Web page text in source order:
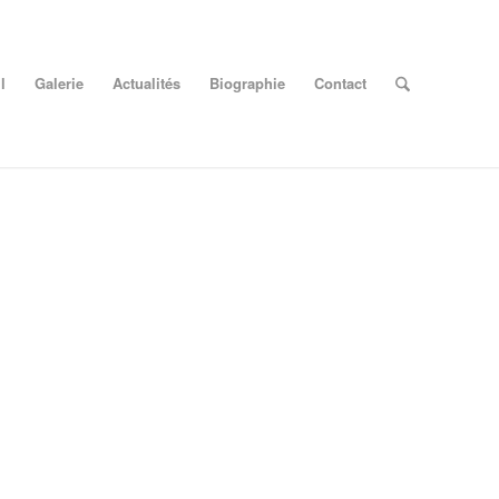
Galerie Actualités Biographie Contact